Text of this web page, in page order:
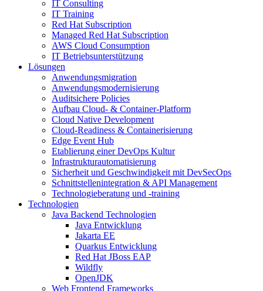
IT Consulting
IT Training
Red Hat Subscription
Managed Red Hat Subscription
AWS Cloud Consumption
IT Betriebsunterstützung
Lösungen
Anwendungsmigration
Anwendungsmodernisierung
Auditsichere Policies
Aufbau Cloud- & Container-Platform
Cloud Native Development
Cloud-Readiness & Containerisierung
Edge Event Hub
Etablierung einer DevOps Kultur
Infrastrukturautomatisierung
Sicherheit und Geschwindigkeit mit DevSecOps
Schnittstellenintegration & API Management
Technologieberatung und -training
Technologien
Java Backend Technologien
Java Entwicklung
Jakarta EE
Quarkus Entwicklung
Red Hat JBoss EAP
Wildfly
OpenJDK
Web Frontend Frameworks